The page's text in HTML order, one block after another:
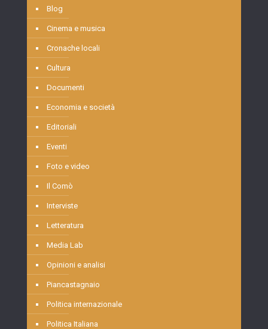
Blog
Cinema e musica
Cronache locali
Cultura
Documenti
Economia e società
Editoriali
Eventi
Foto e video
Il Comò
Interviste
Letteratura
Media Lab
Opinioni e analisi
Piancastagnaio
Politica internazionale
Politica Italiana